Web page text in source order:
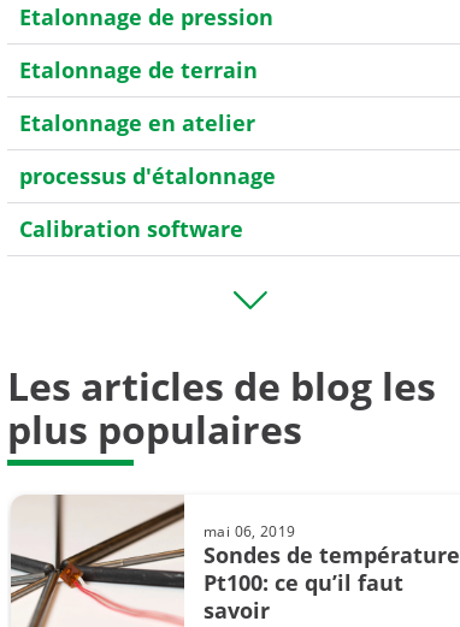
Etalonnage de pression
Etalonnage de terrain
Etalonnage en atelier
processus d'étalonnage
Calibration software
Industrie 4.0
Mesure de résistance
Sondes résistives
Sécurité intrinsèque
Thermocouple
Les articles de blog les
plus populaires
mai 06, 2019
Sondes de température
Pt100: ce qu’il faut
savoir